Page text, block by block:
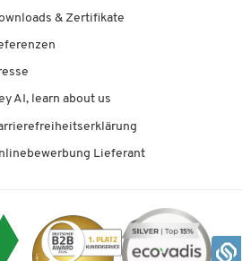
& Zertifikate
AI, learn about us
Lieferant